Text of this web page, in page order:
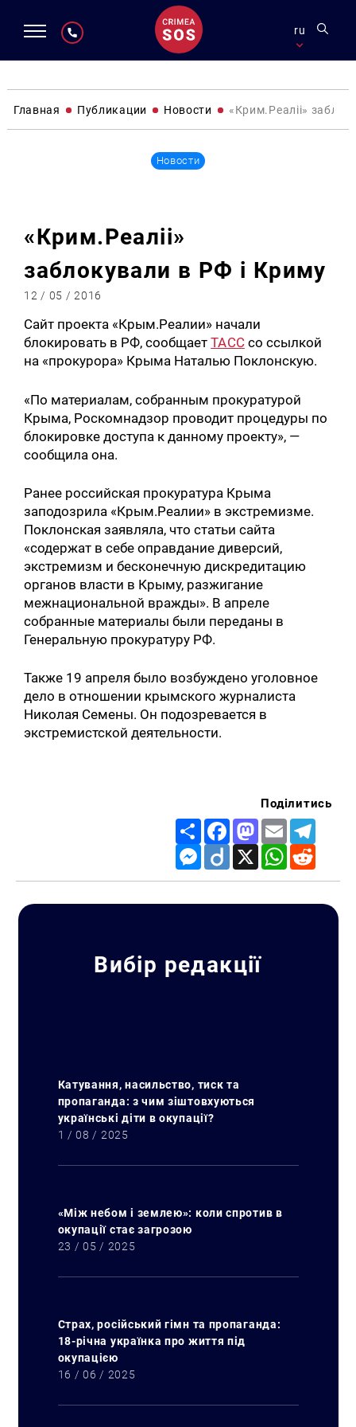
ru
Главная Публикации Новости «Крим.Реаліі»
Новости
«Крим.Реаліі»
заблокували в РФ і Криму
12 / 05 / 2016
Сайт проекта «Крым.Реалии» начали
блокировать в РФ, сообщаетТАССсо ссылкой
на «прокурора» Крыма Наталью Поклонскую.
«По материалам, собранным прокуратурой
Крыма, Роскомнадзор проводит процедуры по
блокировке доступа к данному проекту», —
сообщила она.
Ранее российская прокуратура Крыма
заподозрила «Крым.Реалии» в экстремизме.
Поклонская заявляла, что статьи сайта
«содержат в себе оправдание диверсий,
экстремизм и бесконечную дискредитацию
органов власти в Крыму, разжигание
межнациональной вражды». В апреле
собранные материалы были переданы в
Генеральную прокуратуру РФ.
Также 19 апреля было возбуждено уголовное
дело в отношении крымского журналиста
Николая Семены. Он подозревается в
экстремистской деятельности.
Поділитись
Share FacebookMastodon
Email
Messenger
Diigo X WhatsApp
Вибір редакції
Катування, насильство, тиск та
пропаганда: з чим зіштовхуються
українські діти в окупації?
1 / 08 / 2025
«Між небом і землею»: коли спротив в
окупації стає загрозою
23 / 05 / 2025
Страх, російський гімн та пропаганда:
18-річна українка про життя під
окупацією
16 / 06 / 2025